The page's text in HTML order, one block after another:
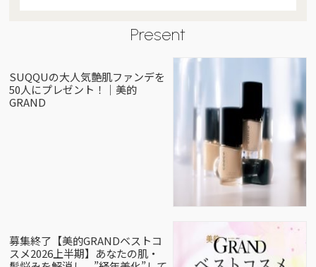
Present
SUQQUの大人気艶肌ファンデを
50人にプレゼント！｜美的
GRAND
募集終了【美的GRANDベストコ
スメ2026上半期】あなたの肌・